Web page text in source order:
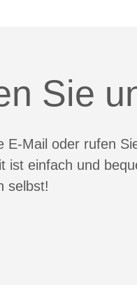
Sie
E-Mail oder rufen
ist einfach und
selbst!